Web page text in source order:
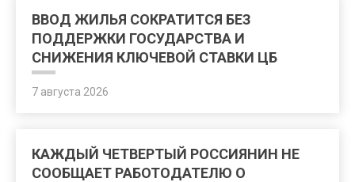
ВВОД ЖИЛЬЯ СОКРАТИТСЯ БЕЗ
ПОДДЕРЖКИ ГОСУДАРСТВА И
СНИЖЕНИЯ КЛЮЧЕВОЙ СТАВКИ ЦБ
7 августа 2026
КАЖДЫЙ ЧЕТВЕРТЫЙ РОССИЯНИН НЕ
СООБЩАЕТ РАБОТОДАТЕЛЮ О